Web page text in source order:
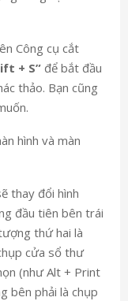
Công cụ cắt
+ S” để bắt đầu
thảo. Bạn cũng
hình và màn
thay đổi hình
đầu tiên bên trái
thứ hai là
cửa sổ thư
(như Alt + Print
bên phải là chụp